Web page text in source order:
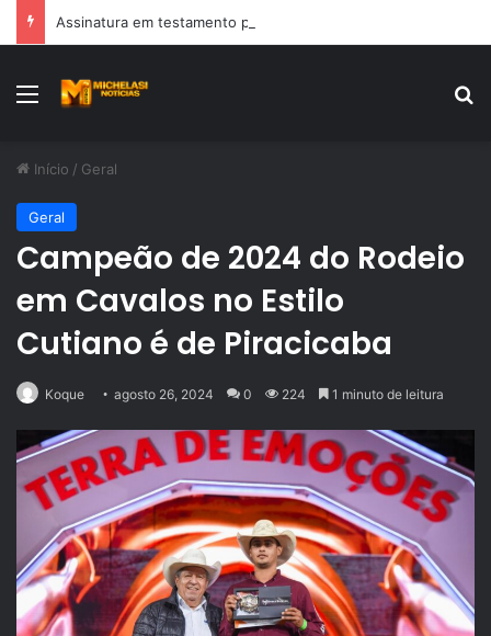
Assinatura em testamento pode ser contestada?
Menu
Início / Geral
Geral
Campeão de 2024 do Rodeio
em Cavalos no Estilo
Cutiano é de Piracicaba
Koque agosto 26, 2024 0 224 1 minuto de leitura